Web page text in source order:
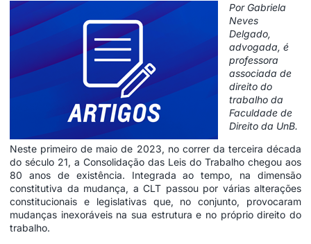
Por Gabriela
Neves
Delgado,
advogada, é
professora
associada de
direito do
trabalho da
Faculdade de
Direito da UnB.
Neste primeiro de maio de 2023, no correr da terceira década
do século 21, a Consolidação das Leis do Trabalho chegou aos
80 anos de existência. Integrada ao tempo, na dimensão
constitutiva da mudança, a CLT passou por várias alterações
constitucionais e legislativas que, no conjunto, provocaram
mudanças inexoráveis na sua estrutura e no próprio direito do
trabalho.